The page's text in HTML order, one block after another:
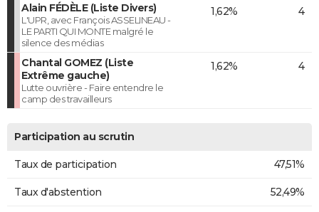
Alain FÉDÈLE (Liste Divers)
L'UPR, avec François ASSELINEAU -
LE PARTI QUI MONTE malgré le
silence des médias
1,62% 4
Chantal GOMEZ (Liste
Extrême gauche)
Lutte ouvrière - Faire entendre le
camp des travailleurs
1,62% 4
Participation au scrutin
Taux de participation 47,51%
Taux d'abstention 52,49%